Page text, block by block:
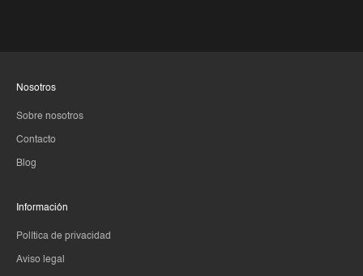
Nosotros
Sobre nosotros
Contacto
Blog
Información
Política de privacidad
Aviso legal